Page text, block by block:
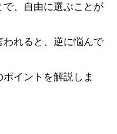
、自由に選ぶことが
れると、逆に悩んで
イントを解説しま